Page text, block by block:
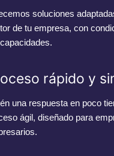
soluciones
de tu empresa, con
rápido y
una respuesta en poco
ágil, diseñado para